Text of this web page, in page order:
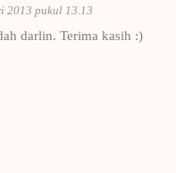
2013 pukul 13.13
darlin. Terima kasih :)